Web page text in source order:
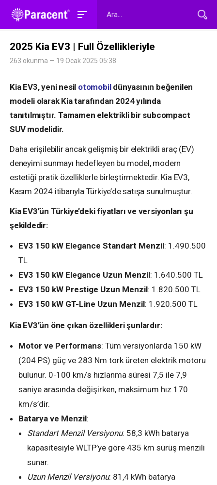
2025 Kia EV3 | Full Özellikleriyle
263 okunma — 19 Ocak 2025 05:38
Kia EV3, yeni nesil otomobildünyasının beğenilen
modeli olarak Kia tarafından 2024 yılında
tanıtılmıştır. Tamamen elektrikli bir subcompact
SUV modelidir.
Daha erişilebilir ancak gelişmiş bir elektrikli araç (EV)
deneyimi sunmayı hedefleyen bu model, modern
estetiği pratik özelliklerle birleştirmektedir. Kia EV3,
Kasım 2024 itibarıyla Türkiye’de satışa sunulmuştur.
Kia EV3’ün Türkiye’deki fiyatları ve versiyonları şu
şekildedir:
EV3 150 kW Elegance Standart Menzil: 1.490.500
TL
EV3 150 kW Elegance Uzun Menzil: 1.640.500 TL
EV3 150 kW Prestige Uzun Menzil: 1.820.500 TL
EV3 150 kW GT-Line Uzun Menzil: 1.920.500 TL
Kia EV3’ün öne çıkan özellikleri şunlardır:
Motor ve Performans: Tüm versiyonlarda 150 kW
(204 PS) güç ve 283 Nm tork üreten elektrik motoru
bulunur. 0-100 km/s hızlanma süresi 7,5 ile 7,9
saniye arasında değişirken, maksimum hız 170
km/s’dir.
Batarya ve Menzil:
Standart Menzil Versiyonu: 58,3 kWh batarya
kapasitesiyle WLTP’ye göre 435 km sürüş menzili
sunar.
Uzun Menzil Versiyonu: 81,4 kWh batarya